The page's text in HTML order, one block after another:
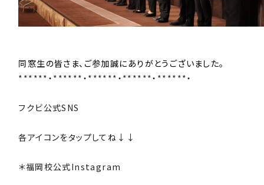
同窓生の皆さま、ご参加誠にありがとうございました。
******・******・******・******・******・
フクビ公式SNS
各アイコンをタップしてね↓↓
＊福岡校公式Instagram